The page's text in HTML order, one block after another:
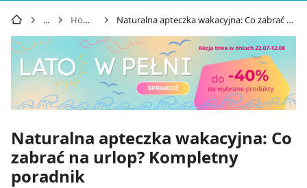
Homeopatia Naturalna apteczka wakacyjna: Co zabrać na urlop? Kompletny poradnik
Naturalna apteczka wakacyjna: Co
zabrać na urlop? Kompletny
poradnik